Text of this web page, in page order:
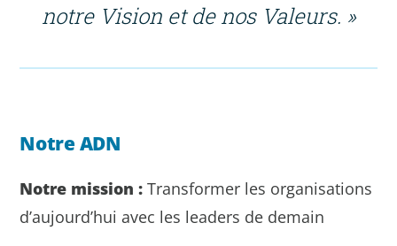
notre Vision et de nos Valeurs. »
Notre ADN
Notre mission : Transformer les organisations
d’aujourd’hui avec les leaders de demain